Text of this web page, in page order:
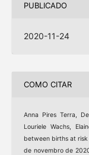
PUBLICADO
2020-11-24
COMO CITAR
Anna Pires Terra,
Louriele Wachs,
between births at
de novembro de